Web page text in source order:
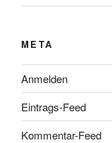
META
Anmelden
Eintrags-Feed
Kommentar-Feed